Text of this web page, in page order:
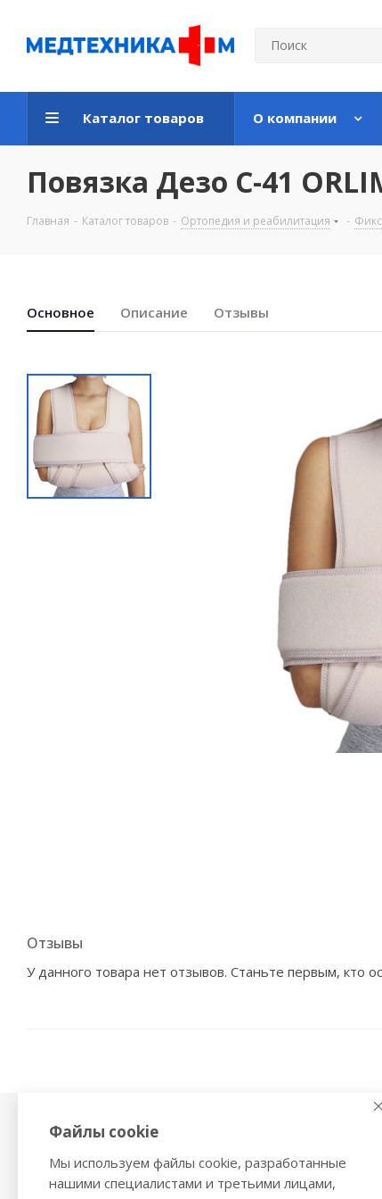
Каталог товаров О компании
Повязка Дезо С-41
Главная - Каталог товаров - Ортопедия и реабилитация -
Основноe Описание Отзывы
Отзывы
У данного товара нет отзывов. Станьте первым, кто
Физиотерапия,
Ингаляторы
Механические
Тонометры на
Файлы cookie
Мы используем файлы cookie, разработанные
нашими специалистами и третьими лицами,